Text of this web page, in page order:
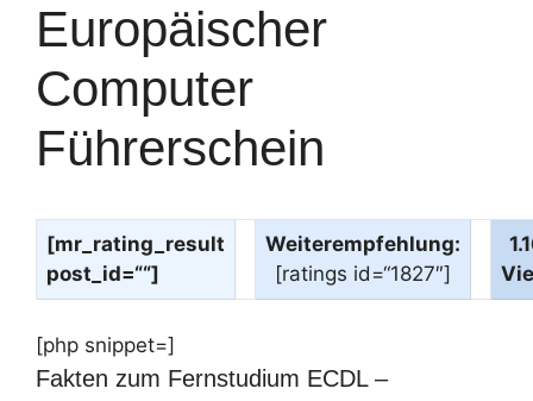
Europäischer
Computer
Führerschein
[mr_rating_result
post_id=““]
Weiterempfehlung:
[ratings id=“1827″]
[php snippet=]
Fakten zum Fernstudium ECDL –